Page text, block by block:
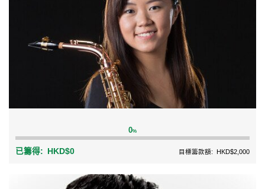
0%
已籌得: HKD$0 目標籌款額: HKD$2,000